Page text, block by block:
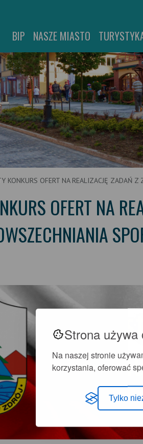
Strona używa
Na naszej stronie
korzystania, oferować
Tylko
BIP NASZE MIASTO
KONKURS OFERT NA REALIZACJĘ ZADAŃ
OFERT NA